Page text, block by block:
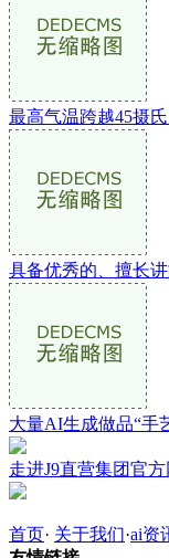
最高气温跨越45摄
具备优秀的、擅长
大量AI生成做品“手
走进J9直营集团官
首页· 关于我们·ai资